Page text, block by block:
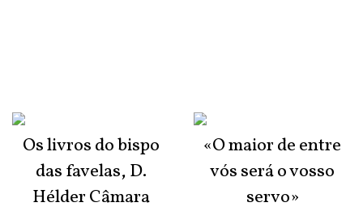
Os livros do bispo
das favelas, D.
Hélder Câmara
«O maior de entre
vós será o vosso
servo»